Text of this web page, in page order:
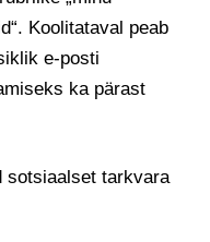
Koolitataval peab
e-posti
ka pärast
sotsiaalset tarkvara